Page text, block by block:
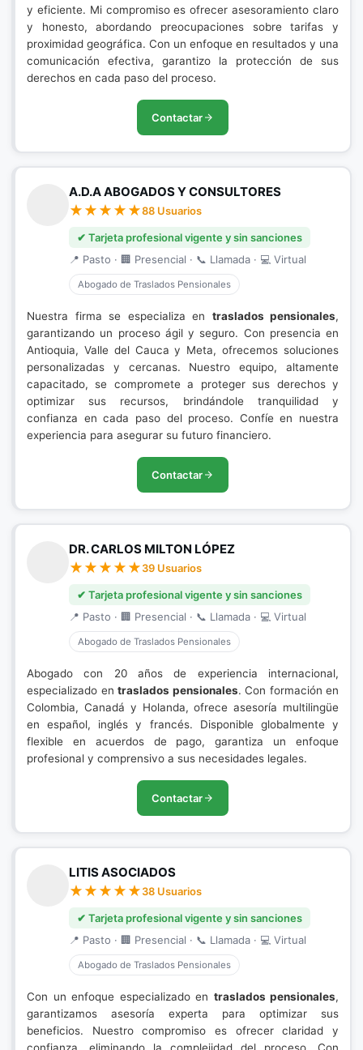
y eficiente. Mi compromiso es ofrecer asesoramiento claro
y honesto, abordando preocupaciones sobre tarifas y
proximidad geográfica. Con un enfoque en resultados y una
comunicación efectiva, garantizo la protección de sus
derechos en cada paso del proceso.
Contactar
A.D.A ABOGADOS Y CONSULTORES
88 Usuarios
✔ Tarjeta profesional vigente y sin sanciones
📍 Pasto · 🏢 Presencial · 📞 Llamada · 💻 Virtual
Abogado de Traslados Pensionales
Nuestra firma se especializa en traslados pensionales,
garantizando un proceso ágil y seguro. Con presencia en
Antioquia, Valle del Cauca y Meta, ofrecemos soluciones
personalizadas y cercanas. Nuestro equipo, altamente
capacitado, se compromete a proteger sus derechos y
optimizar sus recursos, brindándole tranquilidad y
confianza en cada paso del proceso. Confíe en nuestra
experiencia para asegurar su futuro financiero.
Contactar
DR. CARLOS MILTON LÓPEZ
39 Usuarios
✔ Tarjeta profesional vigente y sin sanciones
📍 Pasto · 🏢 Presencial · 📞 Llamada · 💻 Virtual
Abogado de Traslados Pensionales
Abogado con 20 años de experiencia internacional,
especializado en traslados pensionales. Con formación en
Colombia, Canadá y Holanda, ofrece asesoría multilingüe
en español, inglés y francés. Disponible globalmente y
flexible en acuerdos de pago, garantiza un enfoque
profesional y comprensivo a sus necesidades legales.
Contactar
LITIS ASOCIADOS
38 Usuarios
✔ Tarjeta profesional vigente y sin sanciones
📍 Pasto · 🏢 Presencial · 📞 Llamada · 💻 Virtual
Abogado de Traslados Pensionales
Con un enfoque especializado en traslados pensionales,
garantizamos asesoría experta para optimizar sus
beneficios. Nuestro compromiso es ofrecer claridad y